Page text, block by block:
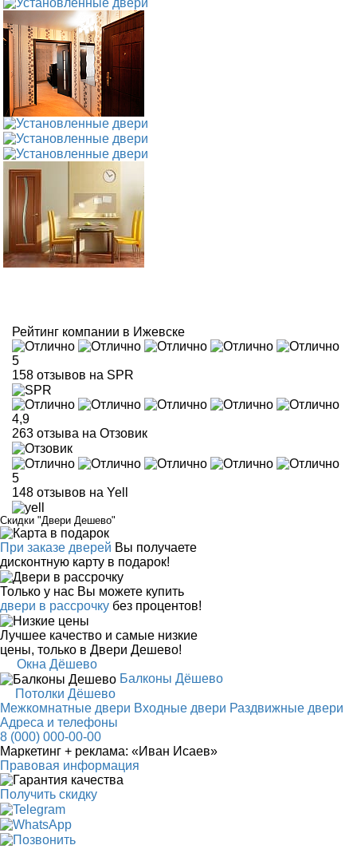
Рейтинг компании в Ижевске
5
158 отзывов на SPR
4,9
263 отзыва на Отзовик
5
148 отзывов на Yell
Скидки "Двери Дешево"
При заказе дверей Вы получаете
дисконтную карту в подарок!
Только у нас Вы можете купить
двери в рассрочку без процентов!
Лучшее качество и самые низкие
цены, только в Двери Дешево!
Окна Дёшево
Балконы Дёшево
Потолки Дёшево
Межкомнатные двери Входные двери Раздвижные двери
Адреса и телефоны
8 (000) 000-00-00
Маркетинг + реклама: «Иван Исаев»
Правовая информация
Получить скидку